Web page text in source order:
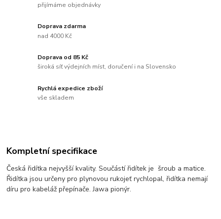
přijímáme objednávky
Doprava zdarma
nad 4000 Kč
Doprava od 85 Kč
široká síť výdejních míst, doručení i na Slovensko
Rychlá expedice zboží
vše skladem
Kompletní specifikace
Česká řidítka nejvyšší kvality. Součástí řidítek je šroub a matice.
Řidítka jsou určeny pro plynovou rukojeť rychlopal, řidítka nemají
díru pro kabeláž přepínače. Jawa pionýr.